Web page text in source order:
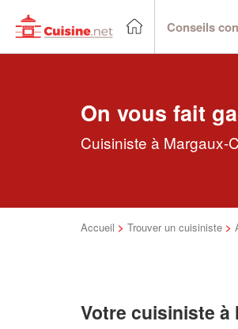
Conseils
On vous fait
Cuisiniste à Margaux-
Accueil > Trouver un cuisiniste >
Votre cuisiniste à